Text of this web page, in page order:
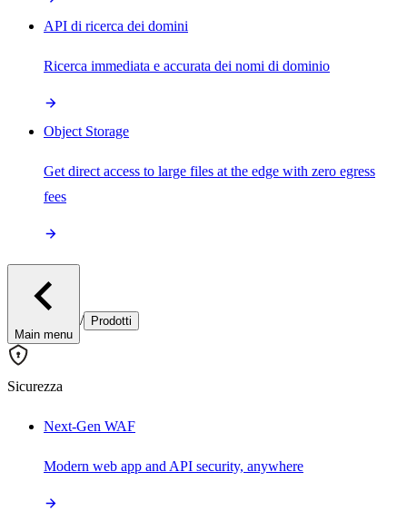
API di ricerca dei domini
Ricerca immediata e accurata dei nomi di dominio
Object Storage
Get direct access to large files at the edge with zero egress
fees
Main menu
/ Prodotti
Sicurezza
Next-Gen WAF
Modern web app and API security, anywhere